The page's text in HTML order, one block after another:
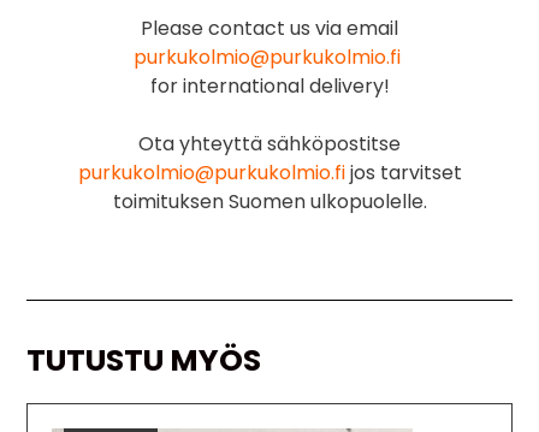
Please contact us via email
purkukolmio@purkukolmio.fi
for international delivery!
Ota yhteyttä sähköpostitse
purkukolmio@purkukolmio.fijos tarvitset
toimituksen Suomen ulkopuolelle.
TUTUSTU MYÖS